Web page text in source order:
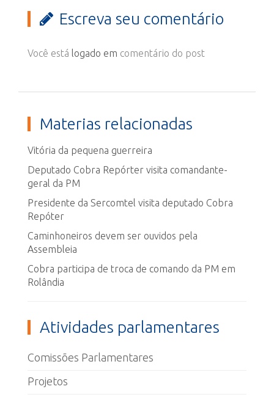
Escreva seu comentário
Você está logado em comentário do post
Materias relacionadas
Vitória da pequena guerreira
Deputado Cobra Repórter visita comandante-
geral da PM
Presidente da Sercomtel visita deputado Cobra
Repóter
Caminhoneiros devem ser ouvidos pela
Assembleia
Cobra participa de troca de comando da PM em
Rolândia
Atividades parlamentares
Comissões Parlamentares
Projetos